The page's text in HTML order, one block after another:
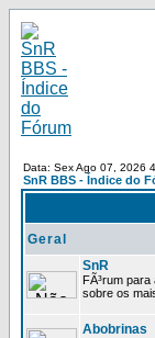
Data: Sex Ago 07, 2026
SnR BBS - Índice do
Geral
SnR
FÃ³rum
sobre os
Abobrinas